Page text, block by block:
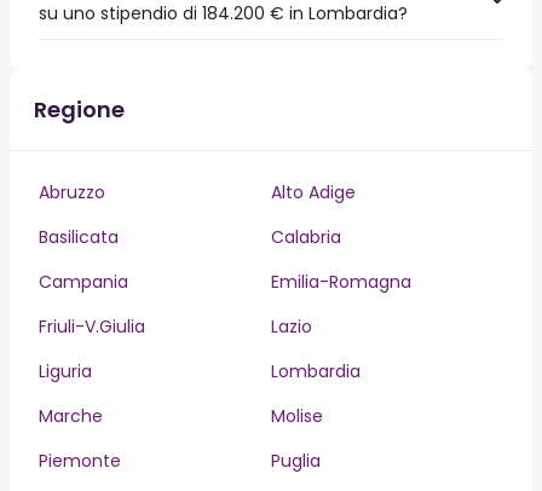
su uno stipendio di 184.200 € in Lombardia?
Regione
Abruzzo
Alto Adige
Basilicata
Calabria
Campania
Emilia-Romagna
Friuli-V.Giulia
Lazio
Liguria
Lombardia
Marche
Molise
Piemonte
Puglia